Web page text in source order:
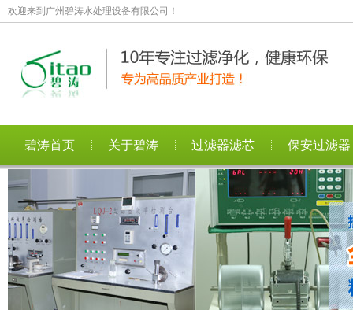
欢迎来到广州碧涛水处理设备有限公司！
碧涛首页 关于碧涛 过滤器滤芯 保安过滤器